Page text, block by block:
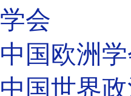
学会
中国欧洲
中国世界